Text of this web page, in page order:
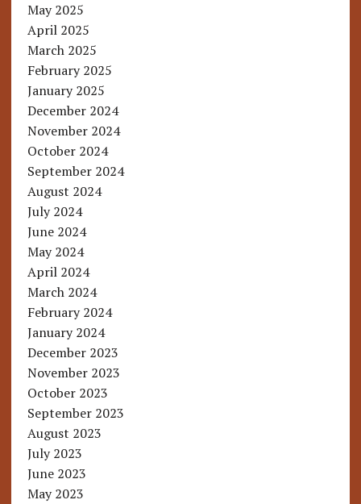
May 2025
April 2025
March 2025
February 2025
January 2025
December 2024
November 2024
October 2024
September 2024
August 2024
July 2024
June 2024
May 2024
April 2024
March 2024
February 2024
January 2024
December 2023
November 2023
October 2023
September 2023
August 2023
July 2023
June 2023
May 2023